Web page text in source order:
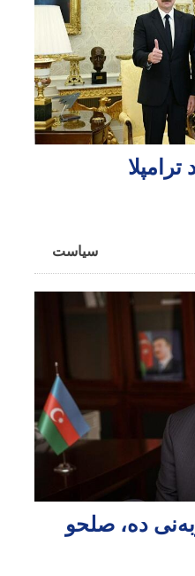
سیاست
ده، صلحو